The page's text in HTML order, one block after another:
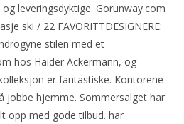
leveringsdyktige. Gorunway.com
ski / 22 FAVORITTDESIGNERE:
stilen med et
hos Haider Ackermann, og
er fantastiske. Kontorene
jobbe hjemme. Sommersalget har
opp med gode tilbud. har